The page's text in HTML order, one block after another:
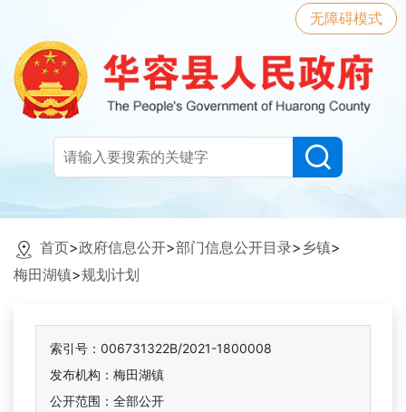
无障碍模式
首页>政府信息公开>部门信息公开目录> 乡镇>
梅田湖镇>规划计划
索引号：006731322B/2021-1800008
发布机构：梅田湖镇
公开范围：全部公开